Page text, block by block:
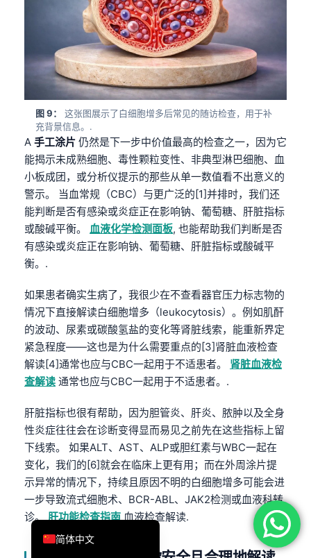
图 9：
这张图展示了白细胞增多后常见的随访检查，用于补
充背景信息。.
A 手工涂片 仍然是下一步中价值最高的检查之一，因为它
能揭示未成熟细胞、毒性颗粒变性、非典型淋巴细胞、血
小板成团，或分析仪提示的那些从单一数值看不出意义的
警示。 当血常规（CBC）与更广泛的[1]并排时，我们还
能判断是否有感染或炎症正在影响钠、葡萄糖、肝脏指标
或酸碱平衡。
血液化学检测面板, 也能帮助我们判断是否
有感染或炎症正在影响钠、葡萄糖、肝脏指标或酸碱平
衡。.
如果患者确实生病了，我很少在不查看器官压力标志物的
情况下直接解读白细胞增多（leukocytosis）。例如肌酐
的波动、尿素或碳酸氢盐的变化等肾脏线索，能重新界定
紧急程度——这也是为什么需要重点的[3]肾脏血液检查
解读[4]通常也应与CBC一起用于不适患者。 肾脏血液检
查解读 通常也应与CBC一起用于不适患者。.
肝脏指标也很有帮助，因为胆管炎、肝炎、脓肿以及全身
性炎症往往会在诊断变得显而易见之前先在这些指标上留
下线索。 如果ALT、AST、ALP或胆红素与WBC一起在
变化，我们的[6]就会在临床上更有用；而在外周涂片提
示异常的情况下，持续且原因不明的白细胞增多可能会进
一步导致流式细胞术、BCR-ABL、JAK2检测或血液科转
诊。 肝功能检查指南 血液检查解读.
简体中文
English
Deutsch
العربية
Français
עִבְרִית
Español
Português
Ελληνικά
Türkçe
Română
Български
Dansk
Nederlands
हिन्दी
Bahasa Indonesia
Հայերեն
Íslenska
Српски језик
Svenska
Bosanski
Azərbaycan dili